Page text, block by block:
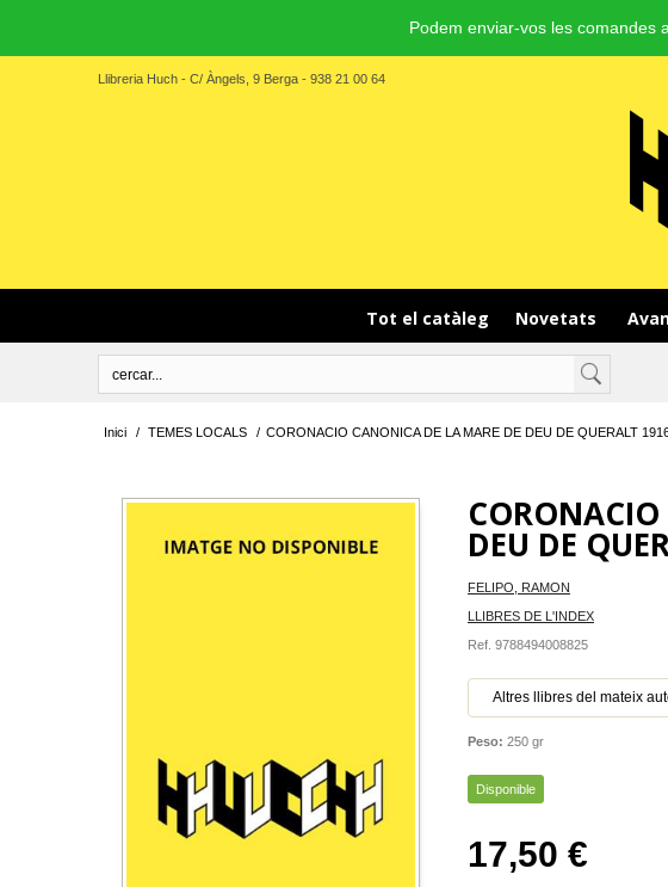
Podem enviar-vos les comandes
Llibreria Huch - C/ Àngels, 9 Berga - 938 21 00 64
Tot el catàleg Novetats
Inici / TEMES LOCALS / CORONACIO CANONICA DE LA MARE DE DEU DE QUERALT
DEU DE
FELIPO, RAMON
LLIBRES DE L'INDEX
Ref. 9788494008825
Altres llibres del mateix
Peso: 250 gr
Disponible
17,50 €